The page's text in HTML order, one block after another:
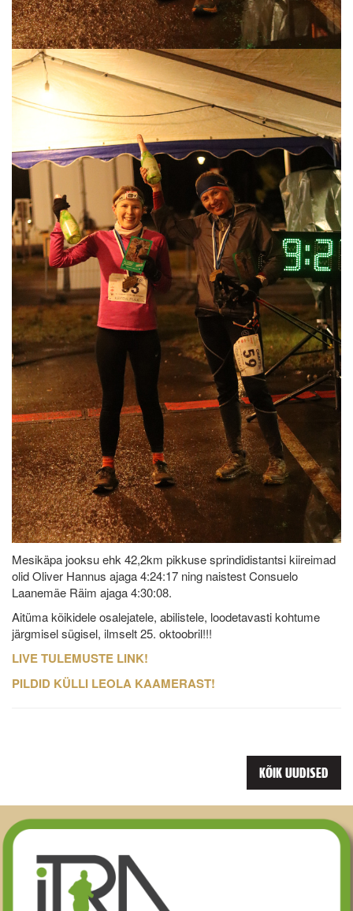
Mesikäpa jooksu ehk 42,2km pikkuse sprindidistantsi kiireimad
olid Oliver Hannus ajaga 4:24:17 ning naistest Consuelo
Laanemäe Räim ajaga 4:30:08.
Aitüma kõikidele osalejatele, abilistele, loodetavasti kohtume
järgmisel sügisel, ilmselt 25. oktoobril!!!
LIVE TULEMUSTE LINK!
PILDID KÜLLI LEOLA KAAMERAST!
KÕIK UUDISED